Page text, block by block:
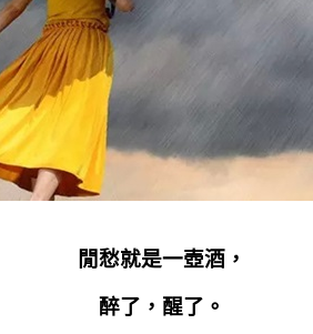
閒愁就是一壺酒，
醉了，醒了。